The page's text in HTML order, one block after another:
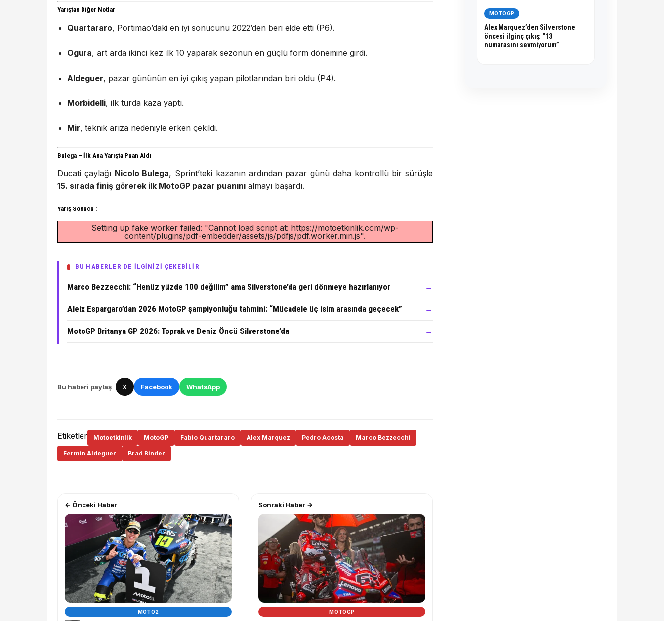
Yarıştan Diğer Notlar
Quartararo, Portimao’daki en iyi sonucunu 2022’den beri elde etti (P6).
Ogura, art arda ikinci kez ilk 10 yaparak sezonun en güçlü form dönemine girdi.
Aldeguer, pazar gününün en iyi çıkış yapan pilotlarından biri oldu (P4).
Morbidelli, ilk turda kaza yaptı.
Mir, teknik arıza nedeniyle erken çekildi.
Bulega – İlk Ana Yarışta Puan Aldı
Ducati çaylağı Nicolo Bulega, Sprint’teki kazanın ardından pazar günü daha kontrollü bir sürüşle
15. sırada finiş görerek ilk MotoGP pazar puanını almayı başardı.
Yarış Sonucu :
Setting up fake worker failed: "Cannot load script at: https://motoetkinlik.com/wp-
content/plugins/pdf-embedder/assets/js/pdfjs/pdf.worker.min.js".
BU HABERLER DE İLGİNİZİ ÇEKEBİLİR
Marco Bezzecchi: “Henüz yüzde 100 değilim” ama Silverstone’da geri dönmeye hazırlanıyor →
Aleix Espargaro’dan 2026 MotoGP şampiyonluğu tahmini: “Mücadele üç isim arasında geçecek” →
MotoGP Britanya GP 2026: Toprak ve Deniz Öncü Silverstone’da →
Bu haberi paylaş X Facebook WhatsApp
Etiketler Motoetkinlik MotoGP Fabio Quartararo Alex Marquez Pedro Acosta Marco Bezzecchi
Fermin Aldeguer Brad Binder
← Önceki Haber
MOTO2
Sonraki Haber →
MOTOGP
MOTOGP
Alex Marquez’den Silverstone
öncesi ilginç çıkış: “13
numarasını sevmiyorum”